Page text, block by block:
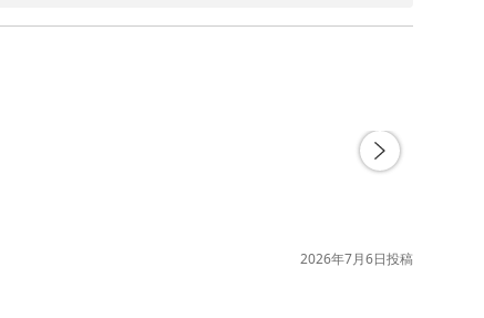
2026年7月6日投稿